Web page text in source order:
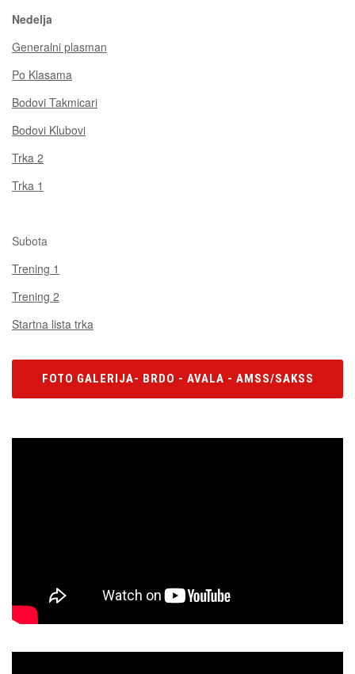
Nedelja
Generalni plasman
Po Klasama
Bodovi Takmicari
Bodovi Klubovi
Trka 2
Trka 1
Subota
Trening 1
Trening 2
Startna lista trka
FOTO GALERIJA- BRDO - AVALA - AMSS/SAKSS